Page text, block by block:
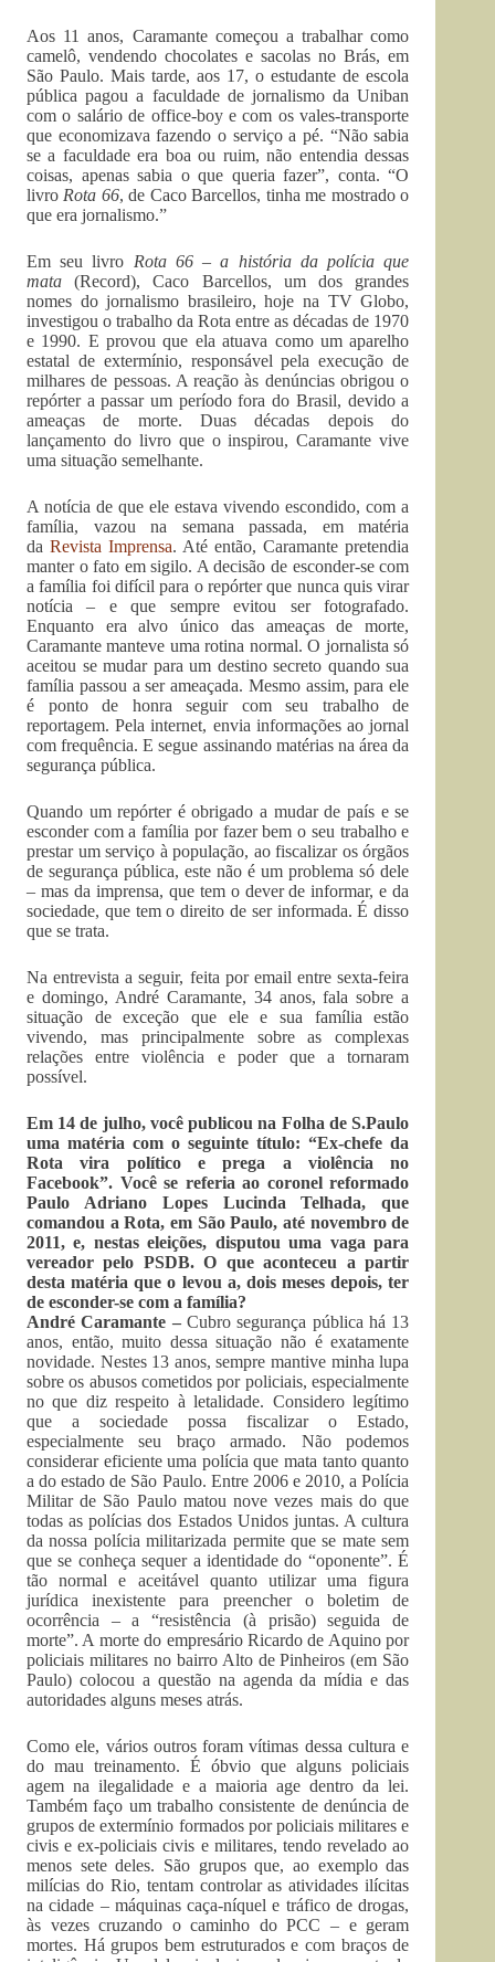
Aos 11 anos, Caramante começou a trabalhar como
camelô, vendendo chocolates e sacolas no Brás, em
São Paulo. Mais tarde, aos 17, o estudante de escola
pública pagou a faculdade de jornalismo da Uniban
com o salário de office-boy e com os vales-transporte
que economizava fazendo o serviço a pé. “Não sabia
se a faculdade era boa ou ruim, não entendia dessas
coisas, apenas sabia o que queria fazer”, conta. “O
livro Rota 66, de Caco Barcellos, tinha me mostrado o
que era jornalismo.”
Em seu livro Rota 66 – a história da polícia que
mata(Record), Caco Barcellos, um dos grandes
nomes do jornalismo brasileiro, hoje na TV Globo,
investigou o trabalho da Rota entre as décadas de 1970
e 1990. E provou que ela atuava como um aparelho
estatal de extermínio, responsável pela execução de
milhares de pessoas. A reação às denúncias obrigou o
repórter a passar um período fora do Brasil, devido a
ameaças de morte. Duas décadas depois do
lançamento do livro que o inspirou, Caramante vive
uma situação semelhante.
A notícia de que ele estava vivendo escondido, com a
família, vazou na semana passada, em matéria
daRevista Imprensa. Até então, Caramante pretendia
manter o fato em sigilo. A decisão de esconder-se com
a família foi difícil para o repórter que nunca quis virar
notícia – e que sempre evitou ser fotografado.
Enquanto era alvo único das ameaças de morte,
Caramante manteve uma rotina normal. O jornalista só
aceitou se mudar para um destino secreto quando sua
família passou a ser ameaçada. Mesmo assim, para ele
é ponto de honra seguir com seu trabalho de
reportagem. Pela internet, envia informações ao jornal
com frequência. E segue assinando matérias na área da
segurança pública.
Quando um repórter é obrigado a mudar de país e se
esconder com a família por fazer bem o seu trabalho e
prestar um serviço à população, ao fiscalizar os órgãos
de segurança pública, este não é um problema só dele
– mas da imprensa, que tem o dever de informar, e da
sociedade, que tem o direito de ser informada. É disso
que se trata.
Na entrevista a seguir, feita por email entre sexta-feira
e domingo, André Caramante, 34 anos, fala sobre a
situação de exceção que ele e sua família estão
vivendo, mas principalmente sobre as complexas
relações entre violência e poder que a tornaram
possível.
Em 14 de julho, você publicou na Folha de S.Paulo
uma matéria com o seguinte título: “Ex-chefe da
Rota vira político e prega a violência no
Facebook”. Você se referia ao coronel reformado
Paulo Adriano Lopes Lucinda Telhada, que
comandou a Rota, em São Paulo, até novembro de
2011, e, nestas eleições, disputou uma vaga para
vereador pelo PSDB. O que aconteceu a partir
desta matéria que o levou a, dois meses depois, ter
de esconder-se com a família?
André Caramante –Cubro segurança pública há 13
anos, então, muito dessa situação não é exatamente
novidade. Nestes 13 anos, sempre mantive minha lupa
sobre os abusos cometidos por policiais, especialmente
no que diz respeito à letalidade. Considero legítimo
que a sociedade possa fiscalizar o Estado,
especialmente seu braço armado. Não podemos
considerar eficiente uma polícia que mata tanto quanto
a do estado de São Paulo. Entre 2006 e 2010, a Polícia
Militar de São Paulo matou nove vezes mais do que
todas as polícias dos Estados Unidos juntas. A cultura
da nossa polícia militarizada permite que se mate sem
que se conheça sequer a identidade do “oponente”. É
tão normal e aceitável quanto utilizar uma figura
jurídica inexistente para preencher o boletim de
ocorrência – a “resistência (à prisão) seguida de
morte”. A morte do empresário Ricardo de Aquino por
policiais militares no bairro Alto de Pinheiros (em São
Paulo) colocou a questão na agenda da mídia e das
autoridades alguns meses atrás.
Como ele, vários outros foram vítimas dessa cultura e
do mau treinamento. É óbvio que alguns policiais
agem na ilegalidade e a maioria age dentro da lei.
Também faço um trabalho consistente de denúncia de
grupos de extermínio formados por policiais militares e
civis e ex-policiais civis e militares, tendo revelado ao
menos sete deles. São grupos que, ao exemplo das
milícias do Rio, tentam controlar as atividades ilícitas
na cidade – máquinas caça-níquel e tráfico de drogas,
às vezes cruzando o caminho do PCC – e geram
mortes. Há grupos bem estruturados e com braços de